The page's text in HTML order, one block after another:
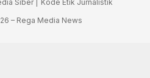
Siber |
Kode Etik Jurnalistik
– Rega Media News